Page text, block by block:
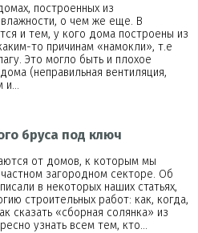
построенных из
о чем же еще. В
и тем, у кого дома построены из
то причинам «намокли», т.е
Это могло быть и плохое
(неправильная вентиляция,
и…
бруса под ключ
от домов, к которым мы
загородном секторе. Об
в некоторых наших статьях,
строительных работ: как, когда,
сказать «сборная солянка» из
узнать всем тем, кто…